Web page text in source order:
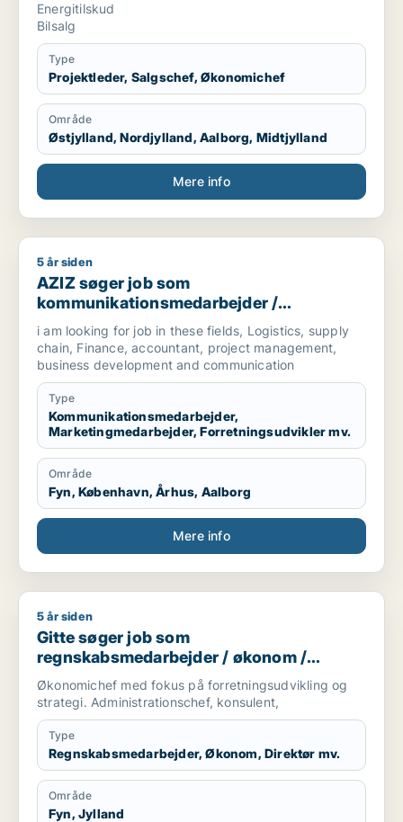
Energitilskud
Bilsalg
Type
Projektleder, Salgschef, Økonomichef
Område
Østjylland, Nordjylland, Aalborg, Midtjylland
Mere info
AZIZ søger job som kommunikationsmedarbejder /
5 år siden
AZIZ søger job som
kommunikationsmedarbejder /
marketingmedarbejder /
forretningsudvikler /
regnskabsmedarbejder / revisor
i am looking for job in these fields, Logistics, supply
chain, Finance, accountant, project management,
business development and communication
Type
Kommunikationsmedarbejder,
Marketingmedarbejder, Forretningsudvikler mv.
Område
Fyn, København, Århus, Aalborg
Mere info
Gitte søger job som regnskabsmedarbejder / økonom /
5 år siden
Gitte søger job som
regnskabsmedarbejder / økonom /
direktør / hr-chef / lønspecialist
Økonomichef med fokus på forretningsudvikling og
strategi. Administrationschef, konsulent,
Type
Regnskabsmedarbejder, Økonom, Direktør mv.
Område
Fyn, Jylland